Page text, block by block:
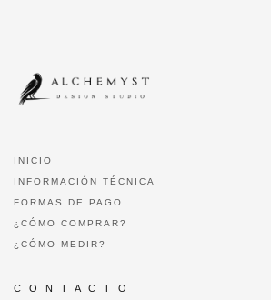
INICIO
INFORMACIÓN TÉCNICA
FORMAS DE PAGO
¿CÓMO COMPRAR?
¿CÓMO MEDIR?
C O N T A C T O